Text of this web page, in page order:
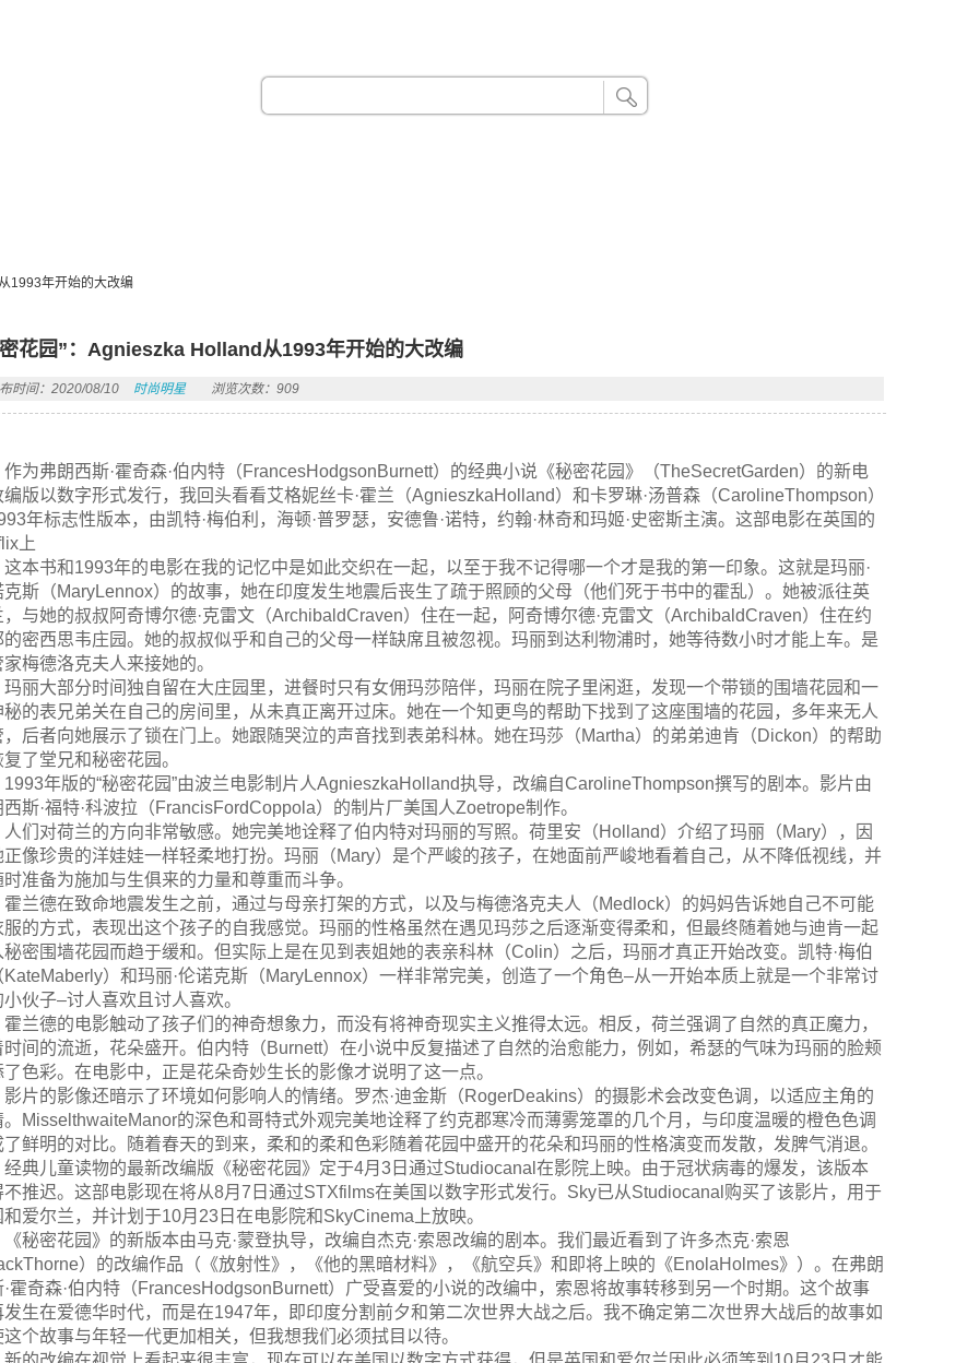
1993年开始的大改编
花园”：Agnieszka Holland从1993年开始的大改编
时间：2020/08/10 时尚明星 浏览次数：909
作为弗朗西斯·霍奇森·伯内特（FrancesHodgsonBurnett）的经典小说《秘密花园》（TheSecretGarden）的新电
编版以数字形式发行，我回头看看艾格妮丝卡·霍兰（AgnieszkaHolland）和卡罗琳·汤普森（CarolineThompson）
年标志性版本，由凯特·梅伯利，海顿·普罗瑟，安德鲁·诺特，约翰·林奇和玛姬·史密斯主演。这部电影在英国的
上
这本书和1993年的电影在我的记忆中是如此交织在一起，以至于我不记得哪一个才是我的第一印象。这就是玛丽·
克斯（MaryLennox）的故事，她在印度发生地震后丧生了疏于照顾的父母（他们死于书中的霍乱）。她被派往英
，与她的叔叔阿奇博尔德·克雷文（ArchibaldCraven）住在一起，阿奇博尔德·克雷文（ArchibaldCraven）住在约
的密西思韦庄园。她的叔叔似乎和自己的父母一样缺席且被忽视。玛丽到达利物浦时，她等待数小时才能上车。是
家梅德洛克夫人来接她的。
玛丽大部分时间独自留在大庄园里，进餐时只有女佣玛莎陪伴，玛丽在院子里闲逛，发现一个带锁的围墙花园和一
秘的表兄弟关在自己的房间里，从未真正离开过床。她在一个知更鸟的帮助下找到了这座围墙的花园，多年来无人
，后者向她展示了锁在门上。她跟随哭泣的声音找到表弟科林。她在玛莎（Martha）的弟弟迪肯（Dickon）的帮助
复了堂兄和秘密花园。
1993年版的“秘密花园”由波兰电影制片人AgnieszkaHolland执导，改编自CarolineThompson撰写的剧本。影片由
西斯·福特·科波拉（FrancisFordCoppola）的制片厂美国人Zoetrope制作。
人们对荷兰的方向非常敏感。她完美地诠释了伯内特对玛丽的写照。荷里安（Holland）介绍了玛丽（Mary），因
正像珍贵的洋娃娃一样轻柔地打扮。玛丽（Mary）是个严峻的孩子，在她面前严峻地看着自己，从不降低视线，并
时准备为施加与生俱来的力量和尊重而斗争。
霍兰德在致命地震发生之前，通过与母亲打架的方式，以及与梅德洛克夫人（Medlock）的妈妈告诉她自己不可能
服的方式，表现出这个孩子的自我感觉。玛丽的性格虽然在遇见玛莎之后逐渐变得柔和，但最终随着她与迪肯一起
秘密围墙花园而趋于缓和。但实际上是在见到表姐她的表亲科林（Colin）之后，玛丽才真正开始改变。凯特·梅伯
KateMaberly）和玛丽·伦诺克斯（MaryLennox）一样非常完美，创造了一个角色–从一开始本质上就是一个非常讨
小伙子–讨人喜欢且讨人喜欢。
霍兰德的电影触动了孩子们的神奇想象力，而没有将神奇现实主义推得太远。相反，荷兰强调了自然的真正魔力，
时间的流逝，花朵盛开。伯内特（Burnett）在小说中反复描述了自然的治愈能力，例如，希瑟的气味为玛丽的脸颊
了色彩。在电影中，正是花朵奇妙生长的影像才说明了这一点。
影片的影像还暗示了环境如何影响人的情绪。罗杰·迪金斯（RogerDeakins）的摄影术会改变色调，以适应主角的
。MisselthwaiteManor的深色和哥特式外观完美地诠释了约克郡寒冷而薄雾笼罩的几个月，与印度温暖的橙色色调
了鲜明的对比。随着春天的到来，柔和的柔和色彩随着花园中盛开的花朵和玛丽的性格演变而发散，发脾气消退。
经典儿童读物的最新改编版《秘密花园》定于4月3日通过Studiocanal在影院上映。由于冠状病毒的爆发，该版本
不推迟。这部电影现在将从8月7日通过STXfilms在美国以数字形式发行。Sky已从Studiocanal购买了该影片，用于
和爱尔兰，并计划于10月23日在电影院和SkyCinema上放映。
《秘密花园》的新版本由马克·蒙登执导，改编自杰克·索恩改编的剧本。我们最近看到了许多杰克·索恩
）的改编作品（《放射性》，《他的黑暗材料》，《航空兵》和即将上映的《EnolaHolmes》）。在弗朗
·霍奇森·伯内特（FrancesHodgsonBurnett）广受喜爱的小说的改编中，索恩将故事转移到另一个时期。这个故事
发生在爱德华时代，而是在1947年，即印度分割前夕和第二次世界大战之后。我不确定第二次世界大战后的故事如
这个故事与年轻一代更加相关，但我想我们必须拭目以待。